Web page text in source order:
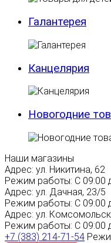
Галантерея
Канцелярия
Новогодние
Наши магазины
Адрес: ул. Никитина, 62
Режим работы: С 09:00
Адрес: ул. Дачная, 23/5
Режим работы: С 09:00
Адрес: ул.
Режим работы: С 09:00
+7 (383) 214-71-54